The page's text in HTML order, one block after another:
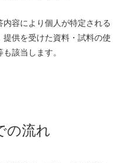
容により個人が特定される
供を受けた資料・試料の使
該当します。
の流れ